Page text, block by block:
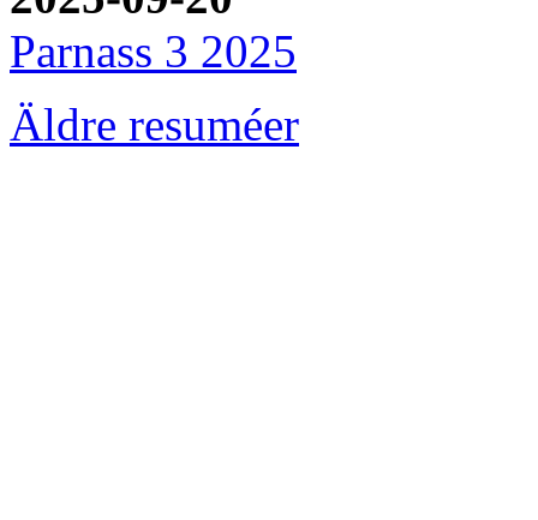
Parnass 3 2025
Äldre resuméer